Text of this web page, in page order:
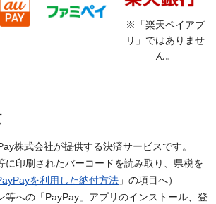
※「楽天ペイアプ
リ」ではありませ
ん。
株式会社が提供する決済サービスです。
に印刷されたバーコードを読み取り、県税を
を利用した納付方法 」の項目へ）
等への「PayPay」アプリのインストール、登